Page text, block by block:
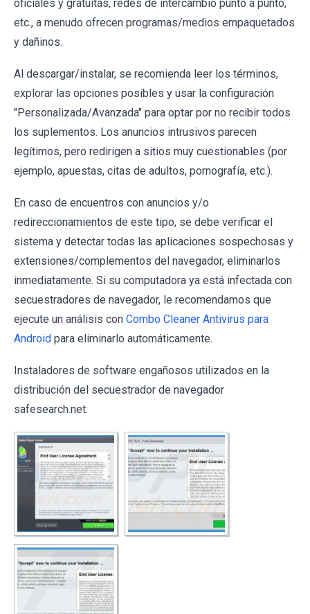
oficiales y gratuitas, redes de intercambio punto a punto,
etc., a menudo ofrecen programas/medios empaquetados
y dañinos.
Al descargar/instalar, se recomienda leer los términos,
explorar las opciones posibles y usar la configuración
"Personalizada/Avanzada" para optar por no recibir todos
los suplementos. Los anuncios intrusivos parecen
legítimos, pero redirigen a sitios muy cuestionables (por
ejemplo, apuestas, citas de adultos, pornografía, etc.).
En caso de encuentros con anuncios y/o
redireccionamientos de este tipo, se debe verificar el
sistema y detectar todas las aplicaciones sospechosas y
extensiones/complementos del navegador, eliminarlos
inmediatamente. Si su computadora ya está infectada con
secuestradores de navegador, le recomendamos que
ejecute un análisis con Combo Cleaner Antivirus para
Android para eliminarlo automáticamente.
Instaladores de software engañosos utilizados en la
distribución del secuestrador de navegador
safesearch.net: